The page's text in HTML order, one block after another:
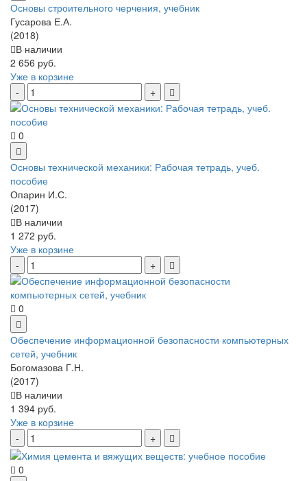
Основы строительного черчения, учебник
Гусарова Е.А.
(2018)
В наличии
2 656 руб.
Уже в корзине
0
Основы технической механики: Рабочая тетрадь, учеб.
пособие
Опарин И.С.
(2017)
В наличии
1 272 руб.
Уже в корзине
0
Обеспечение информационной безопасности компьютерных
сетей, учебник
Богомазова Г.Н.
(2017)
В наличии
1 394 руб.
Уже в корзине
0